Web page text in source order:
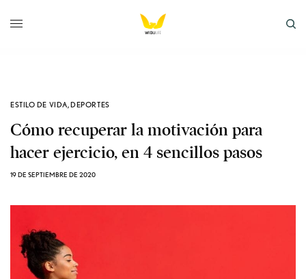
ESTILO DE VIDA,DEPORTES
Cómo recuperar la motivación para
hacer ejercicio, en 4 sencillos pasos
19 DE SEPTIEMBRE DE 2020